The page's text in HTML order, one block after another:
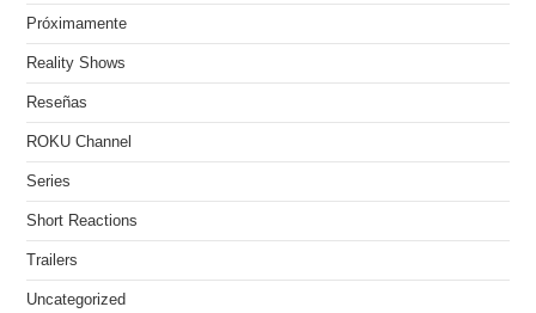
Próximamente
Reality Shows
Reseñas
ROKU Channel
Series
Short Reactions
Trailers
Uncategorized